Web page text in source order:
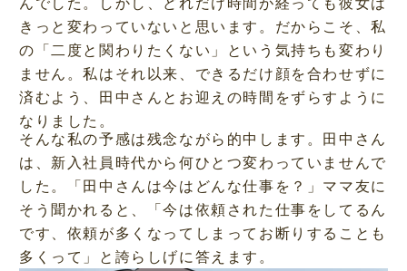
きっと変わっていないと思います。だからこそ、私
の「二度と関わりたくない」という気持ちも変わり
ません。私はそれ以来、できるだけ顔を合わせずに
済むよう、田中さんとお迎えの時間をずらすように
なりました。
そんな私の予感は残念ながら的中します。田中さん
は、新入社員時代から何ひとつ変わっていませんで
した。「田中さんは今はどんな仕事を？」ママ友に
そう聞かれると、「今は依頼された仕事をしてるん
です、依頼が多くなってしまってお断りすることも
多くって」と誇らしげに答えます。